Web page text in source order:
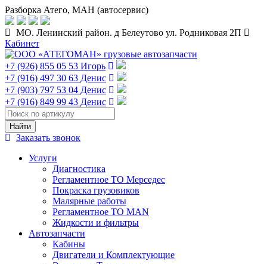
Разборка Атего, МАН (автосервис)
МО. Ленинский район. д Белеутово ул. Родниковая 2П
Кабинет
+7 (926) 855 05 53 Игорь
+7 (916) 497 30 63 Денис
+7 (903) 797 53 04 Денис
+7 (916) 849 99 43 Денис
Заказать звонок
Услуги
Диагностика
Регламентное ТО Мерседес
Покраска грузовиков
Малярные работы
Регламентное ТО MAN
Жидкости и фильтры
Автозапчасти
Кабины
Двигатели и Комплектующие